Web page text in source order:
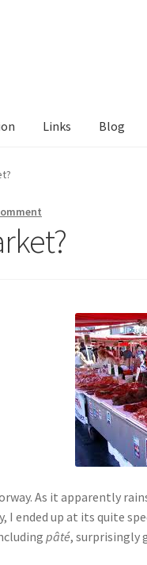
Links Blog
Me
Locations
As it apparently
I ended up at its quite
pâté, surprisingly